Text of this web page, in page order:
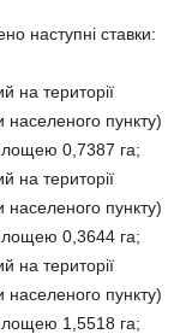
наступні ставки:
на території
населеного пункту)
0,7387 га;
на території
населеного пункту)
0,3644 га;
на території
населеного пункту)
1,5518 га;